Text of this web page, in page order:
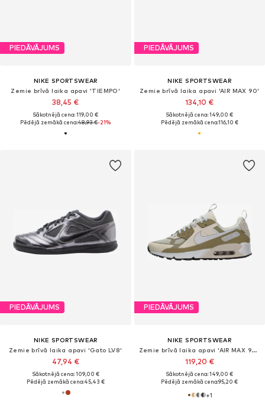
PIEDĀVĀJUMS
NIKE SPORTSWEAR
Zemie brīvā laika apavi 'TIEMPO'
38,45 €
Sākotnējā cena: 119,00 €
Pēdējā zemākā cena:48,93 €-21%
PIEDĀVĀJUMS
NIKE SPORTSWEAR
Zemie brīvā laika apavi 'AIR MAX 90'
134,10 €
Sākotnējā cena: 149,00 €
Pēdējā zemākā cena:116,10 €
PIEDĀVĀJUMS
NIKE SPORTSWEAR
Zemie brīvā laika apavi 'Gato LV8'
47,94 €
Sākotnējā cena: 109,00 €
Pēdējā zemākā cena:45,43 €
PIEDĀVĀJUMS
NIKE SPORTSWEAR
Zemie brīvā laika apavi 'AIR MAX 90 DRIFT'
119,20 €
Sākotnējā cena: 149,00 €
Pēdējā zemākā cena:95,20 €
+1